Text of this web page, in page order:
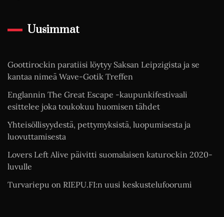
Uusimmat
Goottirockin paratiisi löytyy Saksan Leipzigista ja se
kantaa nimeä Wave-Gotik Treffen
Englannin The Great Escape -kaupunkifestivaali
esittelee joka toukokuu huomisen tähdet
Yhteisöllisyydestä, pettymyksistä, luopumisesta ja
luovuttamisesta
Lovers Left Alive päivitti suomalaisen katurockin 2020-
luvulle
Turvariepu on RIEPU.FI:n uusi keskustelufoorumi